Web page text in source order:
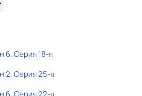
6. Серия 18-я
2. Серия 25-я
6. Серия 22-я